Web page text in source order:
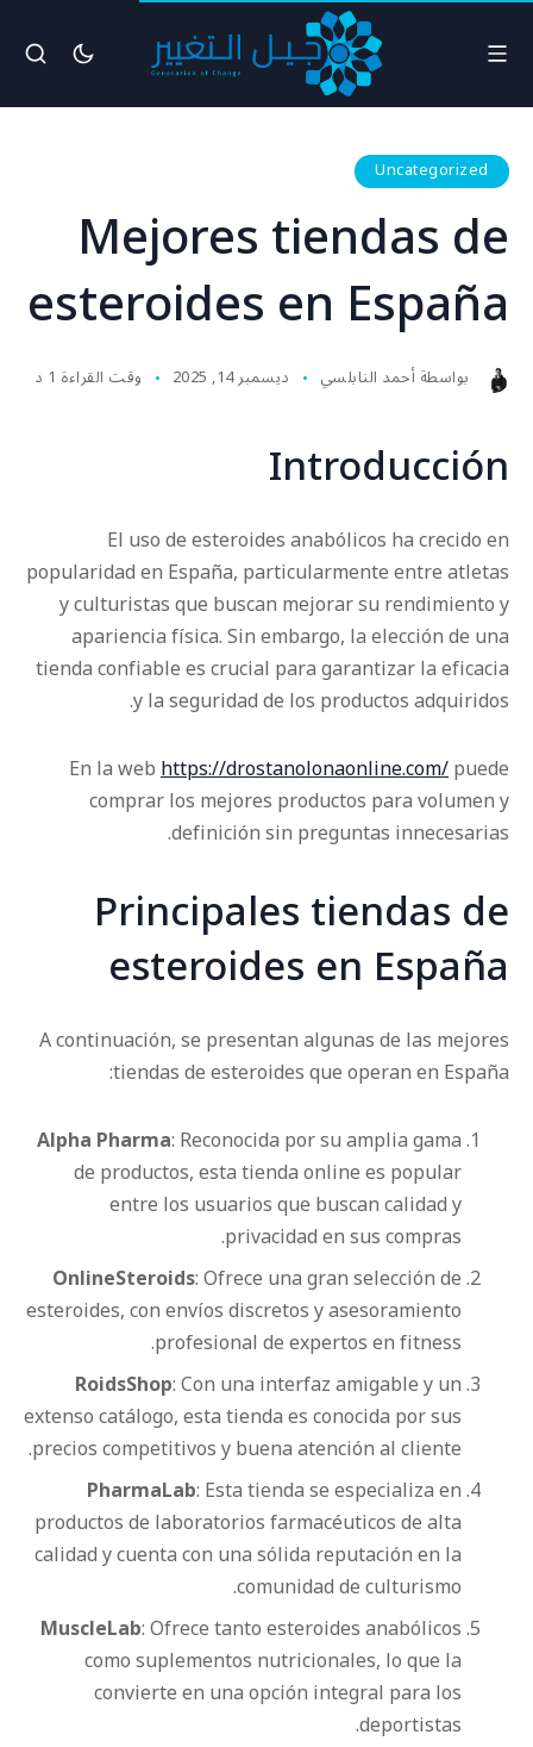
Uncategorized
Mejores tiendas de
esteroides en España
بواسطةأحمد النابلسي ديسمبر 14, 2025 وقت القراءة 1 د
Introducción
El uso de esteroides anabólicos ha crecido en
popularidad en España, particularmente entre atletas
y culturistas que buscan mejorar su rendimiento y
apariencia física. Sin embargo, la elección de una
tienda confiable es crucial para garantizar la eficacia
y la seguridad de los productos adquiridos.
En la webhttps://drostanolonaonline.com/puede
comprar los mejores productos para volumen y
definición sin preguntas innecesarias.
Principales tiendas de
esteroides en España
A continuación, se presentan algunas de las mejores
tiendas de esteroides que operan en España:
Alpha Pharma: Reconocida por su amplia gama
de productos, esta tienda online es popular
entre los usuarios que buscan calidad y
privacidad en sus compras.
OnlineSteroids: Ofrece una gran selección de
esteroides, con envíos discretos y asesoramiento
profesional de expertos en fitness.
RoidsShop: Con una interfaz amigable y un
extenso catálogo, esta tienda es conocida por sus
precios competitivos y buena atención al cliente.
PharmaLab: Esta tienda se especializa en
productos de laboratorios farmacéuticos de alta
calidad y cuenta con una sólida reputación en la
comunidad de culturismo.
MuscleLab: Ofrece tanto esteroides anabólicos
como suplementos nutricionales, lo que la
convierte en una opción integral para los
deportistas.